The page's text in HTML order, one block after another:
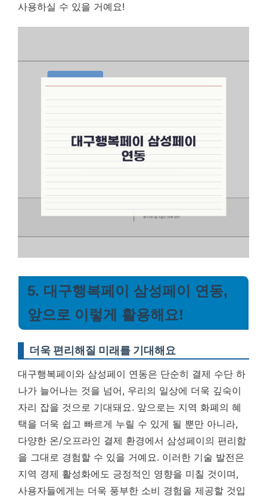
사용하실 수 있을 거예요!
5. 대구행복페이 삼성페이 연동,
앞으로 이렇게 활용해요!
더욱 편리해질 미래를 기대해요
대구행복페이와 삼성페이 연동은 단순히 결제 수단 하
나가 늘어나는 것을 넘어, 우리의 일상에 더욱 깊숙이
자리 잡을 것으로 기대돼요. 앞으로는 지역 화폐의 혜
택을 더욱 쉽고 빠르게 누릴 수 있게 될 뿐만 아니라,
다양한 온/오프라인 결제 환경에서 삼성페이의 편리함
을 그대로 경험할 수 있을 거예요. 이러한 기술 발전은
지역 경제 활성화에도 긍정적인 영향을 미칠 것이며,
사용자들에게는 더욱 풍부한 소비 경험을 제공할 것입